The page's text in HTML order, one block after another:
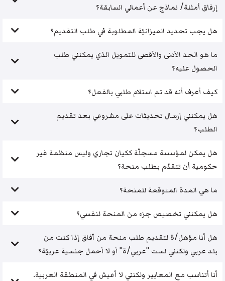
إرفاق أمثلة/ نماذج عن أعمالي السابقة؟
هل يجب تحديد الميزانيّة المطلوبة في طلب التقديم؟
ما هو الحد الأدنى والأقصى للتمويل الذي يمكنني طلب
الحصول عليه؟
كيف أعرف أنه قد تم استلام طلبي بالفعل؟
هل يمكنني إرسال تحديثات على مشروعي بعد تقديم
الطلب؟
هل يمكن لمؤسسة مسجلّة ككيان تجاري وليس منظمة غير
حكومية أن تتقدّم بطلب منحة؟
ما هي المدة المتوقعة للمنحة؟
هل يمكنني تخصيص جزء من المنحة لنفسي؟
هل أنا مؤهل/ة لتقديم طلب منحة من آفاق إذا كنت من
بلد عربي ولكنني لست "عربي/ة" أو لا أحمل جنسية عربيّة؟
أنا أتناسب مع المعايير ولكنني لا أعيش في المنطقة العربية.